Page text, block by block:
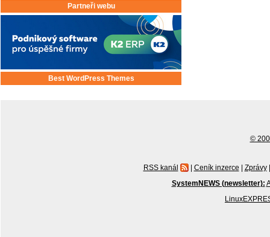
Partneři webu
Best WordPress Themes
©
RSS kanál | Ceník inzerce | Zprávy |
SystemNEWS (newsletter):